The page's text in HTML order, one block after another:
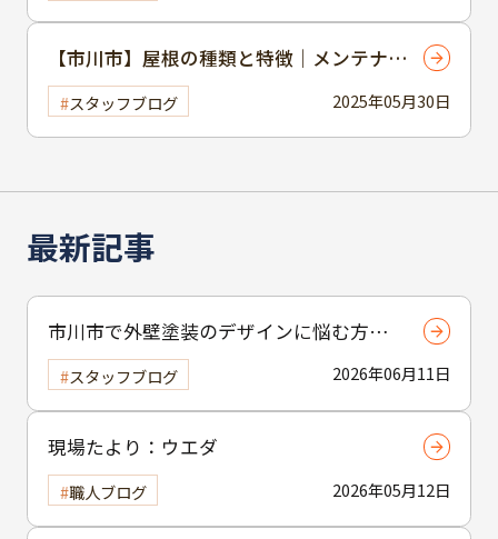
最新記事
市川市で外壁塗装のデザインに悩む方へ
｜ 色選びの失敗を防ぐポイント
2026年06月11日
スタッフブログ
現場たより：ウエダ
2026年05月12日
職人ブログ
2025年05月30日
【市川市】屋根の種類と特徴｜メンテナン
ス方法や修理のポイントを解説！
スタッフブログ